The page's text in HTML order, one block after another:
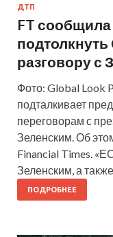
ДТП
FT
разговору с
Фото: Global Look
подталкивает
переговорам с
Зеленским. Об
Financial Times.
Зеленским, а
ПОДРОБНЕЕ